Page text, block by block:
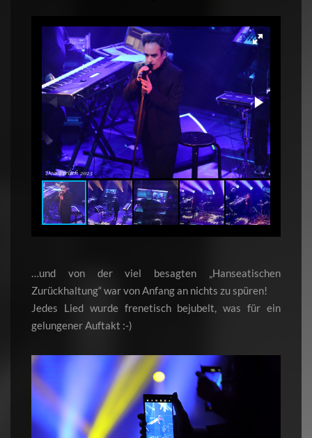
…und von der viel besagten „Hanseatischen
Zurückhaltung“ war von Anfang an nichts zu spüren!
Jedes Lied wurde frenetisch bejubelt, was für ein
gelungener Auftakt :-)